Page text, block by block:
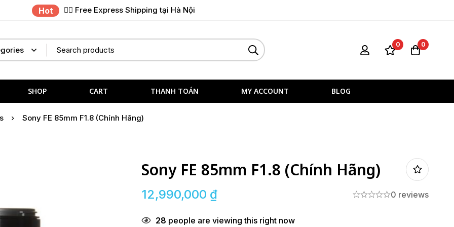
Hot ✌🏼 Free Express Shipping tại Hà Nội
0 0
SHOP CART THANH TOÁN MY ACCOUNT BLOG
Sony FE 85mm F1.8 (Chính Hãng)
Sony FE 85mm F1.8 (Chính Hãng)
12,990,000 ₫ 0 reviews
28 people are viewing this right now